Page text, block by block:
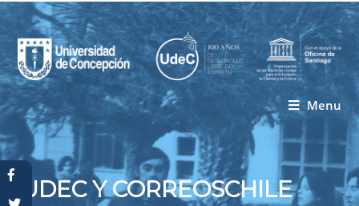
Menu
Usted está aquí
UDEC Y CORREOSCHILE